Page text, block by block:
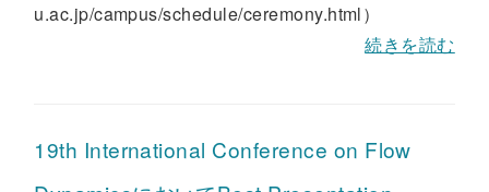
u.ac.jp/campus/schedule/ceremony.html）
続きを読む
19th International Conference on Flow